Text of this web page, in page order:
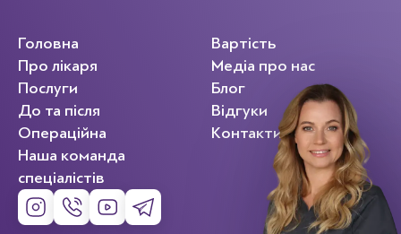
Головна
Про лікаря
Послуги
До та після
Операційна
Наша команда
спеціалістів
Вартість
Медіа про нас
Блог
Відгуки
Контакти